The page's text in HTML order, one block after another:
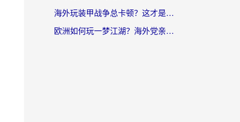
海外玩装甲战争总卡顿？这才是玩装甲战争最好的加速器（附马来西亚玩重装上阵攻略）
欧洲如何玩一梦江湖？海外党亲测有效的国服游戏加速指南